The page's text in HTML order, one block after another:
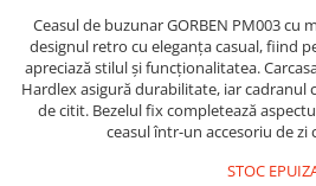
Ceasul de buzunar GORBEN PM003 cu
designul retro cu eleganța casual, fiind
apreciază stilul și funcționalitatea.
Hardlex asigură durabilitate, iar cadranul
de citit. Bezelul fix completează
ceasul într-un accesoriu de zi
STOC